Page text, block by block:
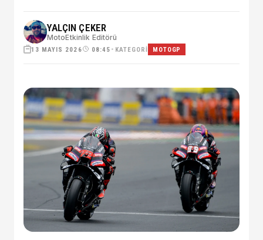
YALÇIN ÇEKER
MotoEtkinlik Editörü
13 MAYIS 2026 08:45 • KATEGORI MOTOGP